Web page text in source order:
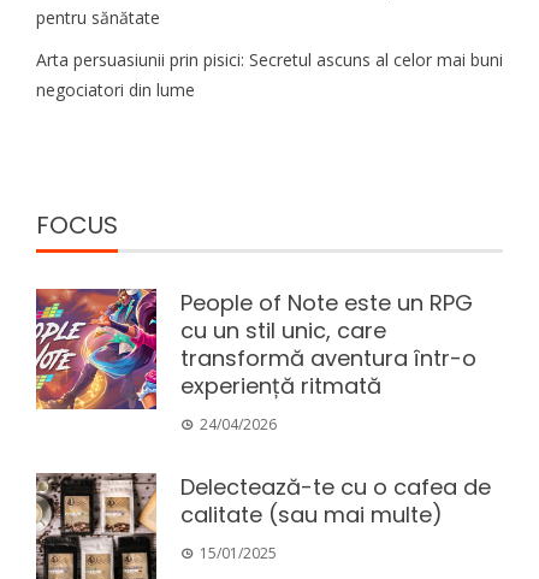
pentru sănătate
Arta persuasiunii prin pisici: Secretul ascuns al celor mai buni
negociatori din lume
FOCUS
People of Note este un RPG
cu un stil unic, care
transformă aventura într-o
experiență ritmată
24/04/2026
Delectează-te cu o cafea de
calitate (sau mai multe)
15/01/2025